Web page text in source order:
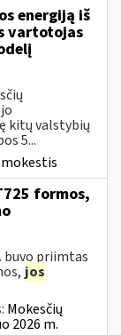
energiją iš
vartotojas
kitų valstybių
5...
formos,
buvo priimtas
jos
Mokesčių
2026 m.